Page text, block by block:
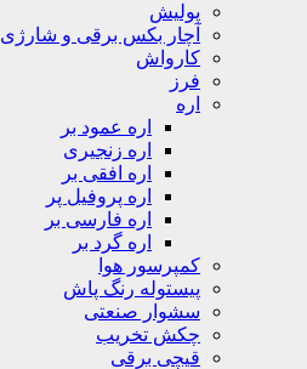
پولیش
آچار بکس برقی و شارژی
کارواش
فرز
اره
اره عمود بر
اره زنجیری
اره افقی بر
اره پروفیل پر
اره فارسی بر
اره گرد بر
کمپرسور هوا
پیستوله رنگ پاش
سشوار صنعتی
چکش تخریب
قیچی برقی